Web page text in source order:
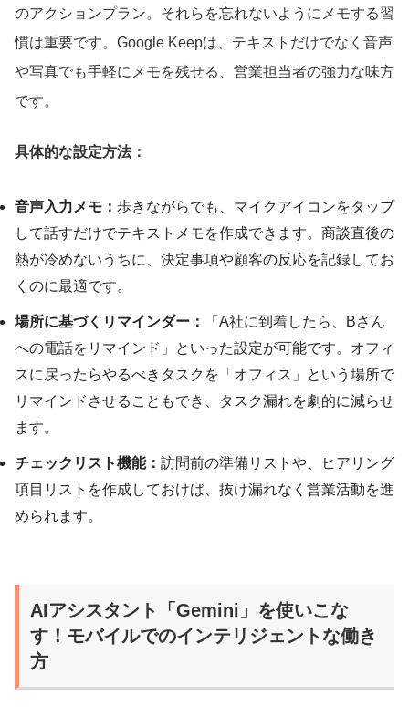
のアクションプラン。それらを忘れないようにメモする習
慣は重要です。Google Keepは、テキストだけでなく音声
や写真でも手軽にメモを残せる、営業担当者の強力な味方
です。
具体的な設定方法：
音声入力メモ： 歩きながらでも、マイクアイコンをタップ
して話すだけでテキストメモを作成できます。商談直後の
熱が冷めないうちに、決定事項や顧客の反応を記録してお
くのに最適です。
場所に基づくリマインダー：
「A社に到着したら、Bさん
への電話をリマインド」といった設定が可能です。オフィ
スに戻ったらやるべきタスクを「オフィス」という場所で
リマインドさせることもでき、タスク漏れを劇的に減らせ
ます。
チェックリスト機能： 訪問前の準備リストや、ヒアリング
項目リストを作成しておけば、抜け漏れなく営業活動を進
められます。
AIアシスタント「Gemini」を使いこな
す！モバイルでのインテリジェントな働き
方